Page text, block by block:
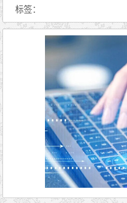
标签：